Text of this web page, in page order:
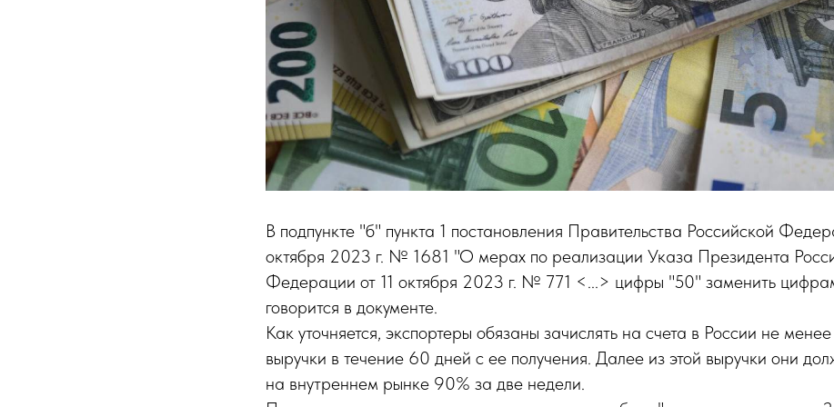
В подпункте "б" пункта 1 постановления Правительства Российской
октября 2023 г. № 1681 "О мерах по реализации Указа Президента
Федерации от 11 октября 2023 г. № 771 <...> цифры "50" заменить
говорится в документе.
Как уточняется, экспортеры обязаны зачислять на счета в России не
выручки в течение 60 дней с ее получения. Далее из этой выручки они
на внутреннем рынке 90% за две недели.